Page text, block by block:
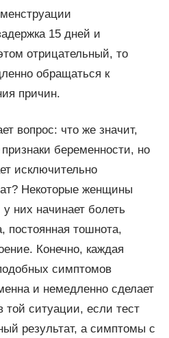
15 дней и
отрицательный, то
обращаться к
причин.
вопрос: что же значит,
беременности, но
исключительно
Некоторые женщины
них начинает болеть
постоянная тошнота,
Конечно, каждая
симптомов
и немедленно сделает
той ситуации, если тест
результат, а симптомы с